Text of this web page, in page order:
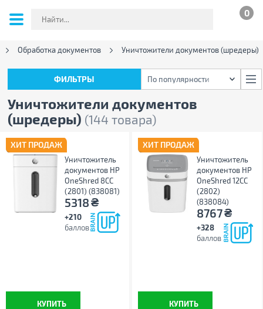
0
Обработка документов Уничтожители документов (шредеры)
Уничтожители документов
(шредеры) (144 товара)
ФИЛЬТРЫ По популярности
ХИТ ПРОДАЖ
Уничтожитель
документов HP
OneShred 8CC
(2801) (838081)
5318₴
+210
баллов
КУПИТЬ
ХИТ ПРОДАЖ
Уничтожитель
документов HP
OneShred 12CC
(2802)
(838084)
8767₴
+328
баллов
КУПИТЬ
ФИЛЬТРЫ По популярности